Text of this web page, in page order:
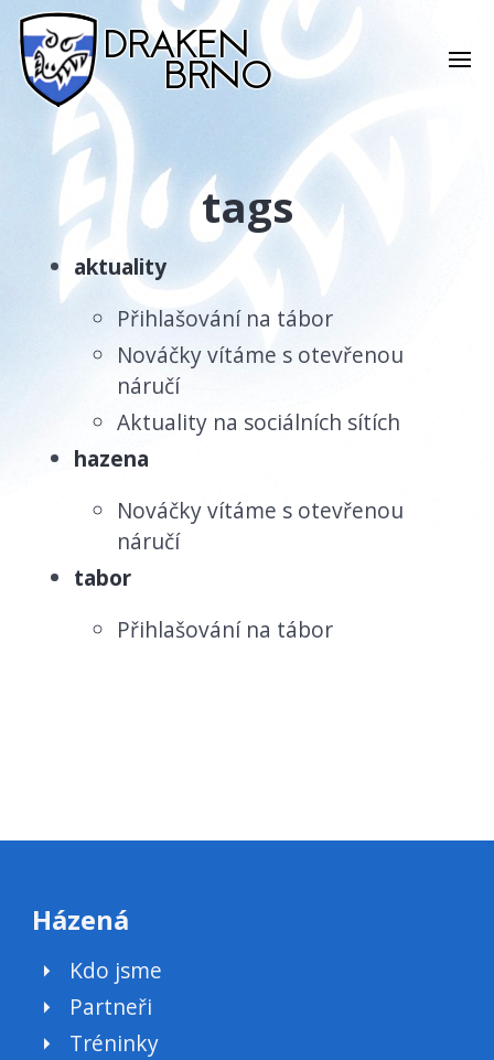
tags
aktuality
Přihlašování na tábor
Nováčky vítáme s otevřenou
náručí
Aktuality na sociálních sítích
hazena
Nováčky vítáme s otevřenou
náručí
tabor
Přihlašování na tábor
Házená
Kdo jsme
Partneři
Tréninky